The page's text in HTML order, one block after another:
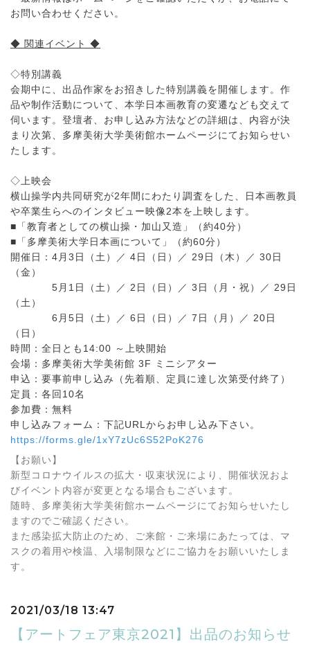
お問い合わせください。
◆ 関連イベント ◆
◇特別講義
会期中に、出品作家をお招きした特別講義を開催します。作
品や制作活動について、本学日本画教育の変遷なども交えて
伺います。登壇者、お申し込み方法などの詳細は、内容が決
まり次第、多摩美術大学美術館ホームページにてお知らせい
たします。
◇上映会
横山操学内共同研究が2年間にわたり調査をした、日本画教員
や卒業生らへのインタビュー映像2本を上映します。
■「教育者としての横山操・加山又造」（約40分）
■「多摩美術大学日本画について」（約60分）
開催日：4月3日（土）／ 4日（日）／ 29日（木）／ 30日
（金）
5月1日（土）／ 2日（日）／ 3日（月・祝）／ 29日
（土）
6月5日（土）／ 6日（日）／ 7日（月）／ 20日
（日）
時間：全日とも14:00 ～上映開始
会場：多摩美術大学美術館 3F ミニシアター
申込：要事前申し込み（先着順、定員に達し次第受付終了）
定員：各回10名
参加費：無料
申し込みフォーム：下記URLからお申し込み下さい。
https://forms.gle/1xY7zUc6S52PoK276
【 お願い】
新型コロナウイルスの拡大・収束状況により、開催状況およ
びイベント内容が変更となる場合もございます。
随時、多摩美術大学美術館ホームページにてお知らせいたし
ますのでご確認ください。
また感染拡大防止のため、ご来館・ご来場にあたっては、マ
スクの着用や検温、入場制限などにご協力をお願いいたしま
す。
2021/03/18 13:47
【アートフェア東京2021】出品のお知らせ